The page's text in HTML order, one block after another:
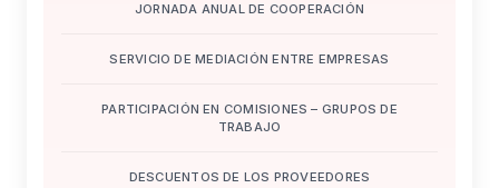
JORNADA ANUAL DE COOPERACIÓN
SERVICIO DE MEDIACIÓN ENTRE EMPRESAS
PARTICIPACIÓN EN COMISIONES – GRUPOS DE
TRABAJO
DESCUENTOS DE LOS PROVEEDORES